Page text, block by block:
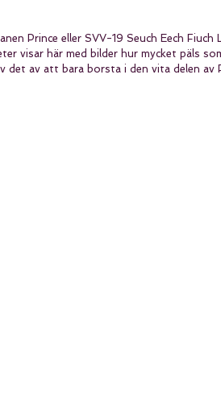
Prince eller SVV-19 Seuch Eech Fiuch
visar här med bilder hur mycket päls
det av att bara borsta i den vita delen av